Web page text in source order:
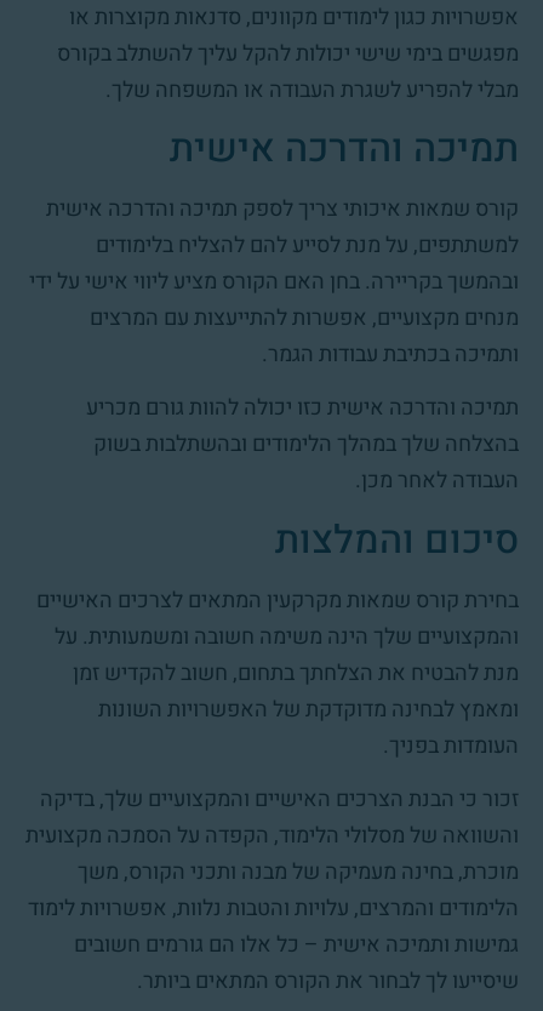
אפשרויות כגון לימודים מקוונים, סדנאות מקוצרות או
מפגשים בימי שישי יכולות להקל עליך להשתלב בקורס
מבלי להפריע לשגרת העבודה או המשפחה שלך.
תמיכה והדרכה אישית
קורס שמאות איכותי צריך לספק תמיכה והדרכה אישית
למשתתפים, על מנת לסייע להם להצליח בלימודים
ובהמשך בקריירה. בחן האם הקורס מציע ליווי אישי על ידי
מנחים מקצועיים, אפשרות להתייעצות עם המרצים
ותמיכה בכתיבת עבודות הגמר.
תמיכה והדרכה אישית כזו יכולה להוות גורם מכריע
בהצלחה שלך במהלך הלימודים ובהשתלבות בשוק
העבודה לאחר מכן.
סיכום והמלצות
בחירת קורס שמאות מקרקעין המתאים לצרכים האישיים
והמקצועיים שלך הינה משימה חשובה ומשמעותית. על
מנת להבטיח את הצלחתך בתחום, חשוב להקדיש זמן
ומאמץ לבחינה מדוקדקת של האפשרויות השונות
העומדות בפניך.
זכור כי הבנת הצרכים האישיים והמקצועיים שלך, בדיקה
והשוואה של מסלולי הלימוד, הקפדה על הסמכה מקצועית
מוכרת, בחינה מעמיקה של מבנה ותכני הקורס, משך
הלימודים והמרצים, עלויות והטבות נלוות, אפשרויות לימוד
גמישות ותמיכה אישית – כל אלו הם גורמים חשובים
שיסייעו לך לבחור את הקורס המתאים ביותר.